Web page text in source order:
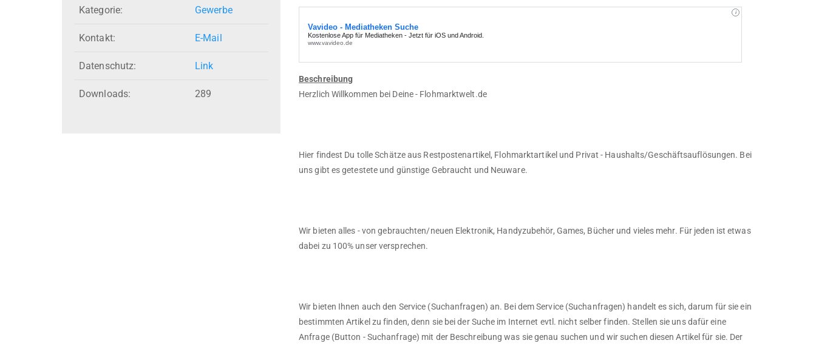
Kategorie: Gewerbe
Kontakt: E-Mail
Datenschutz: Link
Downloads: 289
Beschreibung
Herzlich Willkommen bei Deine - Flohmarktwelt.de
Hier findest Du tolle Schätze aus Restpostenartikel, Flohmarktartikel und Privat - Haushalts/Geschäftsauflösungen. Bei
uns gibt es getestete und günstige Gebraucht und Neuware.
Wir bieten alles - von gebrauchten/neuen Elektronik, Handyzubehör, Games, Bücher und vieles mehr. Für jeden ist etwas
dabei zu 100% unser versprechen.
Wir bieten Ihnen auch den Service (Suchanfragen) an. Bei dem Service (Suchanfragen) handelt es sich, darum für sie ein
bestimmten Artikel zu finden, denn sie bei der Suche im Internet evtl. nicht selber finden. Stellen sie uns dafür eine
Anfrage (Button - Suchanfrage) mit der Beschreibung was sie genau suchen und wir suchen diesen Artikel für sie. Der